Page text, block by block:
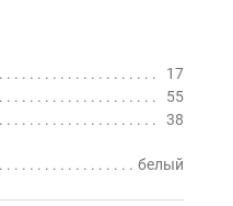
17
55
38
белый